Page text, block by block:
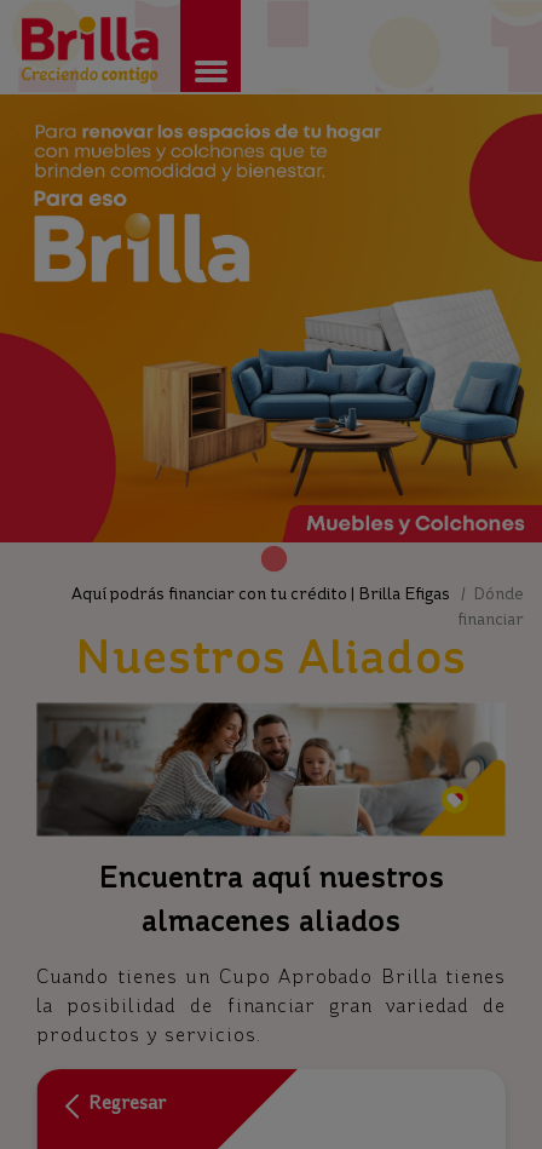
Aquí podrás financiar con tu crédito | Brilla Efigas / Dónde
financiar
Nuestros Aliados
Encuentra aquí nuestros
almacenes aliados
Cuando tienes un Cupo Aprobado Brilla tienes
la posibilidad de financiar gran variedad de
productos y servicios.
Regresar